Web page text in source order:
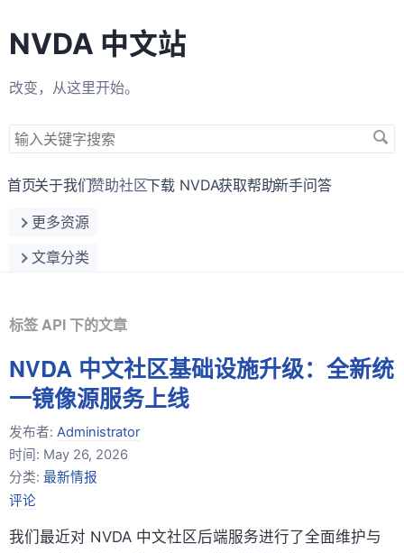
NVDA 中文站
改变，从这里开始。
搜
关
字
首页关于我们赞助社区下载 NVDA获取帮助新手问答
更多资源
文章分类
标签 API 下的文章
NVDA 中文社区基础设施升级：全新统
一镜像源服务上线
发布者: Administrator
时间: May 26, 2026
分类: 最新情报
评论
我们最近对 NVDA 中文社区后端服务进行了全面维护与